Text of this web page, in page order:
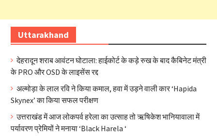
Uttarakhand
देहरादून शराब आवंटन घोटाला: हाईकोर्ट के कड़े रुख के बाद कैबिनेट मंत्री
के PRO और OSD के लाइसेंस रद्द
अल्मोड़ा के लाल रवि ने किया कमाल, हवा में उड़ने वाली कार ‘Hapida
Skynex’ का किया सफल परीक्षण
उत्तराखंड में आज लोकपर्व हरेला का उत्साह तो ऋषिकेश भानियावाला में
पर्यावरण प्रेमियों ने मनाया ‘Black Harela ‘